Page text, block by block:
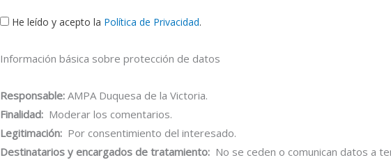
He leído y acepto la Política de Privacidad.
Información básica sobre protección de datos
Responsable: AMPA Duquesa de la Victoria.
Finalidad: Moderar los comentarios.
Legitimación: Por consentimiento del interesado.
Destinatarios y encargados de tratamiento: No se ceden o comunican datos a